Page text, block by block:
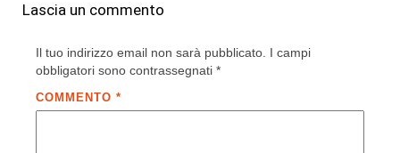
Lascia un commento
Il tuo indirizzo email non sarà pubblicato. I campi
obbligatori sono contrassegnati *
COMMENTO *